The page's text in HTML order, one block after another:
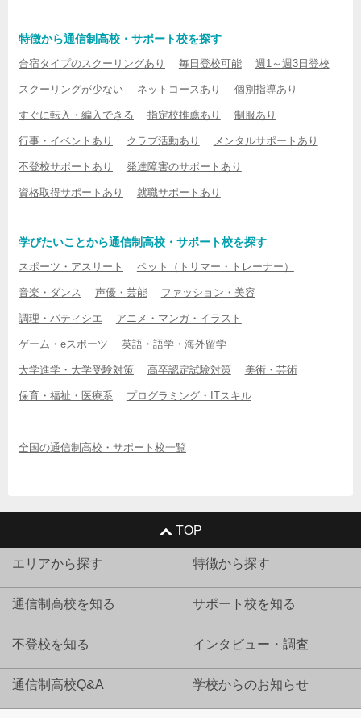
特徴から通信制高校・サポート校を探す
合宿タイプのスクーリングあり 毎日登校可能 週1～週3日登校
スクーリングが少ない ネットコースあり 個別指導あり
すぐに転入・編入できる 指定校推薦あり 制服あり
行事・イベントあり クラブ活動あり メンタルサポートあり
不登校サポートあり 発達障害のサポートあり
資格取得サポートあり 就職サポートあり
学びたいことから通信制高校・サポート校を探す
スポーツ・アスリート ペット（トリマー・トレーナー）
音楽・ダンス 声優・芸能 ファッション・美容
調理・パティシエ アニメ・マンガ・イラスト
ゲーム・eスポーツ 英語・語学・海外留学
大学進学・大学受験対策 高卒認定試験対策 美術・芸術
保育・福祉・医療系 プログラミング・ITスキル
全国の通信制高校・サポート校一覧
TOP
エリアから探す 特徴から探す
通信制高校を知る サポート校を知る
不登校を知る インタビュー・調査
通信制高校Q&A 学校からのお知らせ